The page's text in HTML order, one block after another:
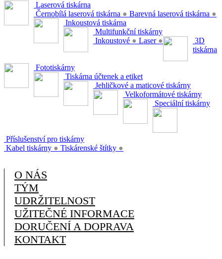
Laserová tiskárna
Černobílá laserová tiskárna ● Barevná laserová tiskárna ●
Inkoustová tiskárna
Multifunkční tiskárny
Inkoustové ● Laser ●
3D
tiskárna
Fototiskárny
Tiskárna účtenek a etiket
Jehličkové a maticové tiskárny
Velkoformátové tiskárny
Speciální tiskárny
Příslušenství pro tiskárny
Kabel tiskárny ● Tiskárenské štítky ●
O NÁS
TÝM
UDRŽITELNOST
UŽITEČNÉ INFORMACE
DORUČENÍ A DOPRAVA
KONTAKT